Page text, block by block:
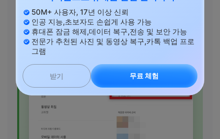
50M+ 사용자, 17년 이상 신뢰
인공 지능,초보자도 손쉽게 사용 가능
휴대폰 잠금 해제,데이터 복구,전송 및 보안 가능
전문가 추천된 사진 및 동영상 복구,카톡 백업 프로
그램
받기 무료 체험